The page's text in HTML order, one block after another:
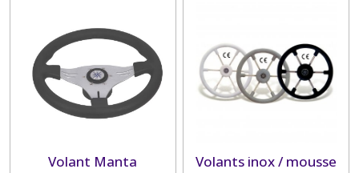
Volant Manta
Volants inox / mousse